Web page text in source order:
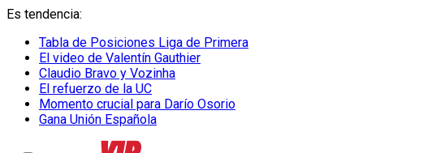
Es tendencia:
Tabla de Posiciones Liga de Primera
El video de Valentín Gauthier
Claudio Bravo y Vozinha
El refuerzo de la UC
Momento crucial para Darío Osorio
Gana Unión Española